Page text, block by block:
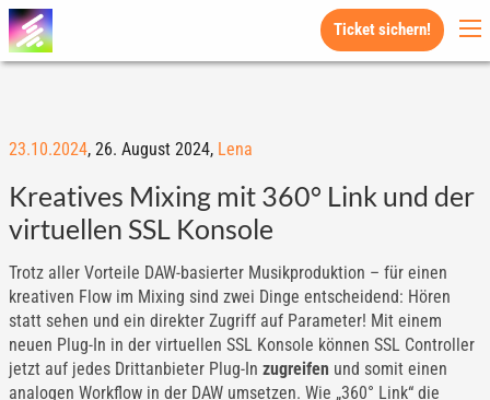
Ticket sichern!
23.10.2024, 26. August 2024, Lena
Kreatives Mixing mit 360° Link und der
virtuellen SSL Konsole
Trotz aller Vorteile DAW-basierter Musikproduktion – für einen
kreativen Flow im Mixing sind zwei Dinge entscheidend: Hören
statt sehen und ein direkter Zugriff auf Parameter! Mit einem
neuen Plug-In in der virtuellen SSL Konsole können SSL Controller
jetzt auf jedes Drittanbieter Plug-In zugreifen und somit einen
analogen Workflow in der DAW umsetzen. Wie „360° Link“ die